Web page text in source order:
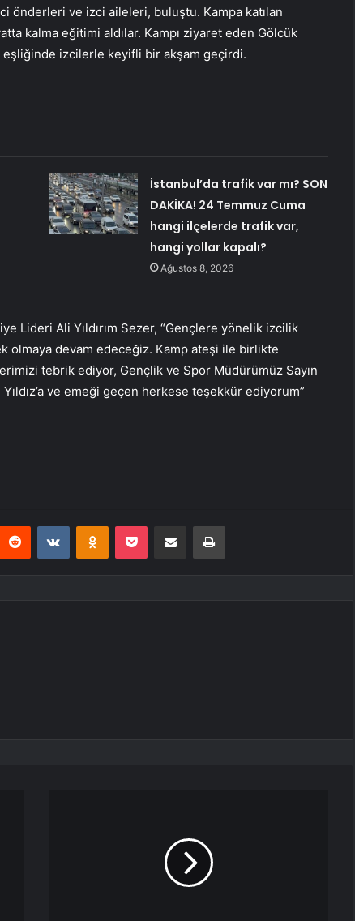
önderleri ve izci aileleri, buluştu. Kampa katılan
kalma eğitimi aldılar. Kampı ziyaret eden Gölcük
eşliğinde izcilerle keyifli bir akşam geçirdi.
İstanbul’da trafik var mı? SON
DAKİKA! 24 Temmuz Cuma
hangi ilçelerde trafik var,
hangi yollar kapalı?
Ağustos 8, 2026
Lideri Ali Yıldırım Sezer, “Gençlere yönelik izcilik
olmaya devam edeceğiz. Kamp ateşi ile birlikte
tebrik ediyor, Gençlik ve Spor Müdürümüz Sayın
ve emeği geçen herkese teşekkür ediyorum”
Reddit VKontakteOdnoklassniki
Pocket E-Posta ile paylaş Yazdır